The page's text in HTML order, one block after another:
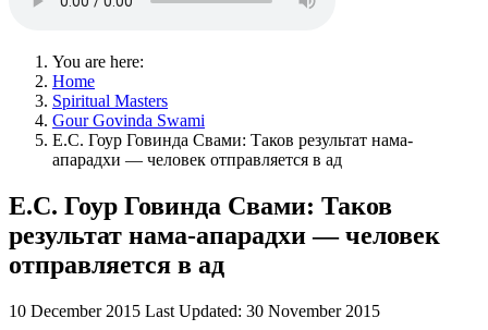
You are here:
Home
Spiritual Masters
Gour Govinda Swami
Е.С. Гоур Говинда Свами: Таков результат нама-
апарадхи — человек отправляется в ад
Е.С. Гоур Говинда Свами: Таков
результат нама-апарадхи — человек
отправляется в ад
10 December 2015 Last Updated: 30 November 2015